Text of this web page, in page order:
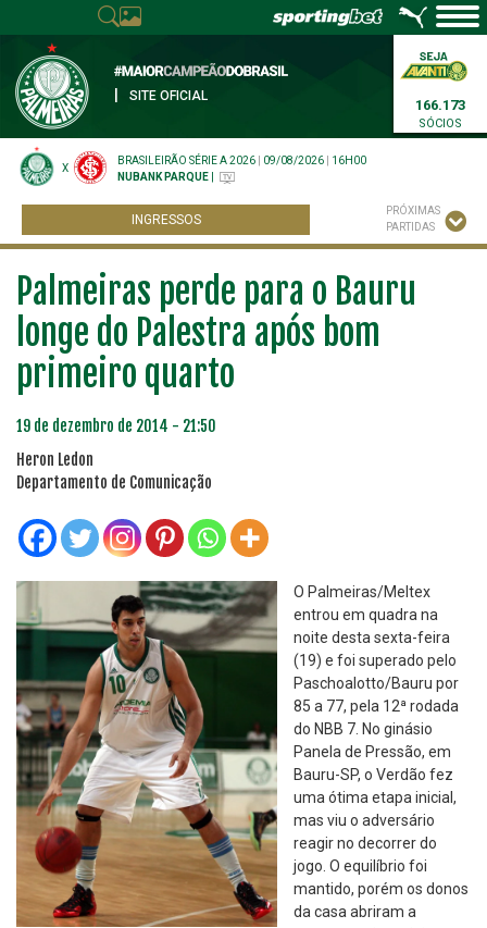
SITE OFICIAL
166.173
SÓCIOS
X
BRASILEIRÃO SÉRIE A 2026 09/08/2026
16H00
NUBANK PARQUE
INGRESSOS
PRÓXIMAS
PARTIDAS
Palmeiras perde para o Bauru
longe do Palestra após bom
primeiro quarto
19 de dezembro de 2014 - 21:50
Heron Ledon
Departamento de Comunicação
O Palmeiras/Meltex
entrou em quadra na
noite desta sexta-feira
(19) e foi superado pelo
Paschoalotto/Bauru por
85 a 77, pela 12ª rodada
do NBB 7. No ginásio
Panela de Pressão, em
Bauru-SP, o Verdão fez
uma ótima etapa inicial,
mas viu o adversário
reagir no decorrer do
jogo. O equilíbrio foi
mantido, porém os donos
da casa abriram a